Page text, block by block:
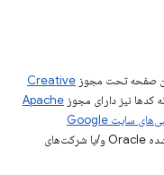
صفحه تحت مجوزCreative
نیز دارای مجوزApache
خطمشی‌های سایت Google
مراجعه کنید. جاوا علامت تجاری ثبت‌شده Oracle و/یا شرکت‌های